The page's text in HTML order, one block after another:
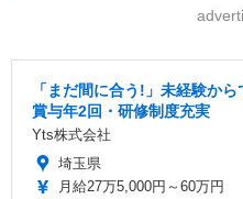
「まだ間に合う!」未経験か
賞与年2回・研修制度充実
Yts株式会社
埼玉県
月給27万5,000円～60万円